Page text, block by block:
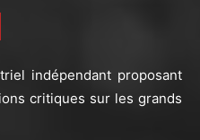
indépendant proposant
critiques sur les grands